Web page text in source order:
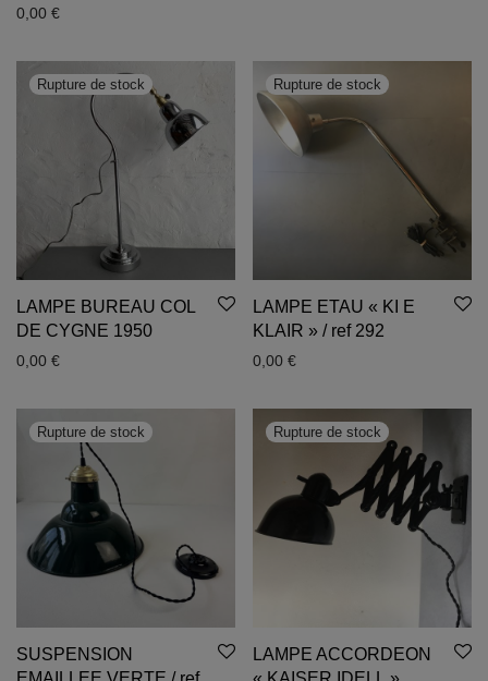
0,00 €
LAMPE BUREAU COL
DE CYGNE 1950
0,00 €
LAMPE ETAU « KI E
KLAIR » / ref 292
0,00 €
SUSPENSION
LAMPE ACCORDEON